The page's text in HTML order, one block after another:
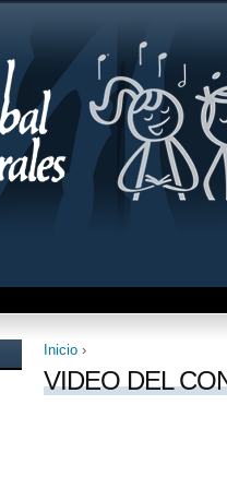
Se encuentra
Inicio ›
VIDEO DEL